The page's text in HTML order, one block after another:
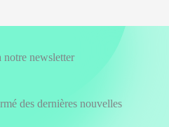
notre newsletter
des dernières nouvelles